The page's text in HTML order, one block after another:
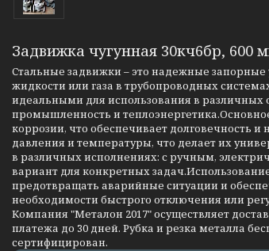
Задвижка чугунная 30кч6бр, 600
Стальные задвижки – это надежные запорные
жидкости или газа в трубопроводных
идеальными для использования в различных
промышленность и
коррозии, что обеспечивает долговечность
давления и температуры, что делает их
в различных исполнениях: с ручным,
вариант для конкретных
предотвращать аварийные ситуации и
необходимости быстрого отключения или
Компания "Металон 2017" осуществляет
платежа до 30 дней. Рубка и резка металла
сертифицирован.